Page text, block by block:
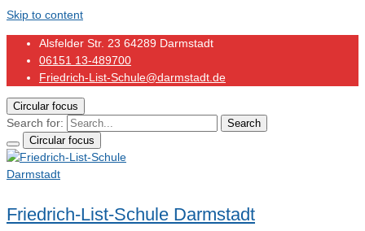
Skip to content
Alsfelder Str. 23 64289 Darmstadt
06151 13-489700
Friedrich-List-Schule@darmstadt.de
Circular focus
Search for:
Search
Circular focus
Friedrich-List-Schule Darmstadt